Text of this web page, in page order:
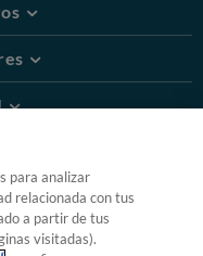
de OCU
para analizar
relacionada con tus
a partir de tus
visitadas).